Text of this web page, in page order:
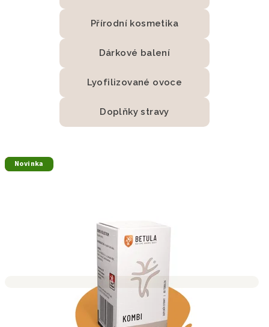
Přírodní kosmetika
Dárkové balení
Lyofilizované ovoce
Doplňky stravy
VAkce
Novinka